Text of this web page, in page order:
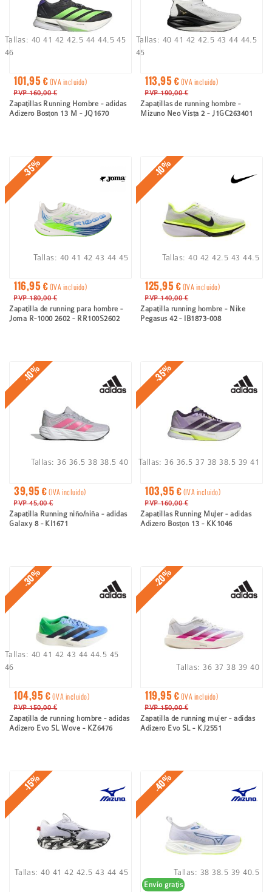
101,95 € (IVA incluido)
PVP 160,00 €
Zapatillas Running Hombre - adidas
Adizero Boston 13 M - JQ1670
Tallas: 40 41 42 42.5 44 44.5 45
46
113,95 € (IVA incluido)
PVP 190,00 €
Zapatillas de running hombre -
Mizuno Neo Vista 2 - J1GC263401
Tallas: 40 41 42 42.5 43 44 44.5
45
-35%
116,95 € (IVA incluido)
PVP 180,00 €
Zapatilla de running para hombre -
Joma R-1000 2602 - RR100S2602
Tallas: 40 41 42 43 44 45
-10%
125,95 € (IVA incluido)
PVP 140,00 €
Zapatilla running hombre - Nike
Pegasus 42 - IB1873-008
Tallas:40 42 42.5 43 44.5
-10%
39,95 €(IVA incluido)
PVP 45,00 €
Zapatilla Running niño/niña - adidas
Galaxy 8 - KI1671
Tallas:36 36.5 38 38.5 40
-35%
103,95 € (IVA incluido)
PVP 160,00 €
Zapatillas Running Mujer - adidas
Adizero Boston 13 - KK1046
Tallas:36 36.5 37 38 38.5 39 41
-30%
104,95 € (IVA incluido)
PVP 150,00 €
Zapatilla de running hombre - adidas
Adizero Evo SL Wove - KZ6476
Tallas: 40 41 42 43 44 44.5 45
46
-20%
119,95 € (IVA incluido)
PVP 150,00 €
Zapatilla de running mujer - adidas
Adizero Evo SL - KJ2551
Tallas:36 37 38 39 40
-15%
Tallas:40 41 42 42.5 43 44 45
Envío gratis
-40%
Tallas: 38 38.5 39 40.5